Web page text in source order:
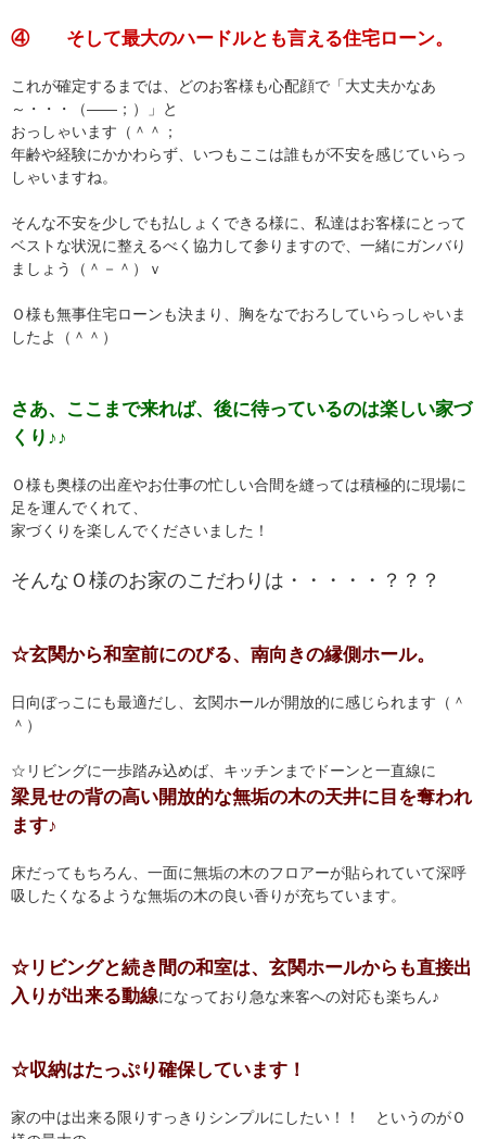
④ そして最大のハードルとも言える住宅ローン。
これが確定するまでは、どのお客様も心配顔で「大丈夫かなあ
～・・・（――；）」と
おっしゃいます（＾＾；
年齢や経験にかかわらず、いつもここは誰もが不安を感じていらっ
しゃいますね。
そんな不安を少しでも払しょくできる様に、私達はお客様にとって
ベストな状況に整えるべく協力して参りますので、一緒にガンバり
ましょう（＾－＾）ｖ
Ｏ様も無事住宅ローンも決まり、胸をなでおろしていらっしゃいま
したよ（＾＾）
さあ、ここまで来れば、後に待っているのは楽しい家づ
くり♪♪
Ｏ様も奥様の出産やお仕事の忙しい合間を縫っては積極的に現場に
足を運んでくれて、
家づくりを楽しんでくださいました！
そんなＯ様のお家のこだわりは・・・・・？？？
☆玄関から和室前にのびる、南向きの縁側ホール。
日向ぼっこにも最適だし、玄関ホールが開放的に感じられます（＾
＾）
☆リビングに一歩踏み込めば、キッチンまでドーンと一直線に
梁見せの背の高い開放的な無垢の木の天井に目を奪われ
ます♪
床だってもちろん、一面に無垢の木のフロアーが貼られていて深呼
吸したくなるような無垢の木の良い香りが充ちています。
☆リビングと続き間の和室は、玄関ホールからも直接出
入りが出来る動線になっており急な来客への対応も楽ちん♪
☆収納はたっぷり確保しています！
家の中は出来る限りすっきりシンプルにしたい！！ というのがＯ